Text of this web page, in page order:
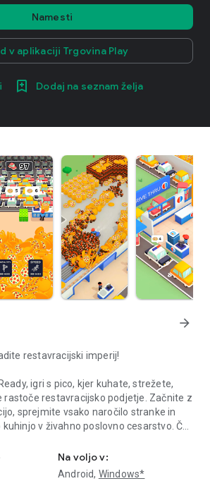
Namesti
v aplikaciji Trgovina Play
Dodaj na seznam želja
arrow_forward
restavracijski imperij!
igri s pico, kjer kuhate, strežete,
rastoče restavracijsko podjetje. Začnite z
sprejmite vsako naročilo stranke in
v živahno poslovno cesarstvo. Če
rastejte
Na voljo v:
Android, Windows*